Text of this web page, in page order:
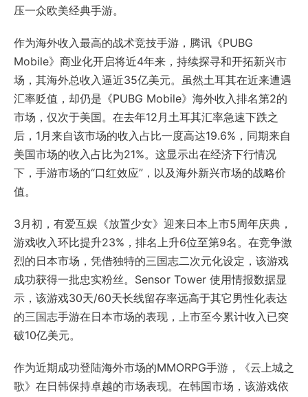
压一众欧美经典手游。
作为海外收入最高的战术竞技手游，腾讯《PUBG
Mobile》商业化开启将近4年来，持续探寻和开拓新兴市
场，其海外总收入逼近35亿美元。虽然土耳其在近来遭遇
汇率贬值，却仍是《PUBG Mobile》海外收入排名第2的
市场，仅次于美国。在去年12月土耳其汇率急速下跌之
后，1月来自该市场的收入占比一度高达19.6%，同期来自
美国市场的收入占比为21%。这显示出在经济下行情况
下，手游市场的“口红效应”，以及海外新兴市场的战略价
值。
3月初，有爱互娱《放置少女》迎来日本上市5周年庆典，
游戏收入环比提升23%，排名上升6位至第9名。在竞争激
烈的日本市场，凭借独特的三国志二次元化设定，该游戏
成功获得一批忠实粉丝。Sensor Tower 使用情报数据显
示，该游戏30天/60天长线留存率远高于其它男性化表达
的三国志手游在日本市场的表现，上市至今累计收入已突
破10亿美元。
作为近期成功登陆海外市场的MMORPG手游，《云上城之
歌》在日韩保持卓越的市场表现。在韩国市场，该游戏依